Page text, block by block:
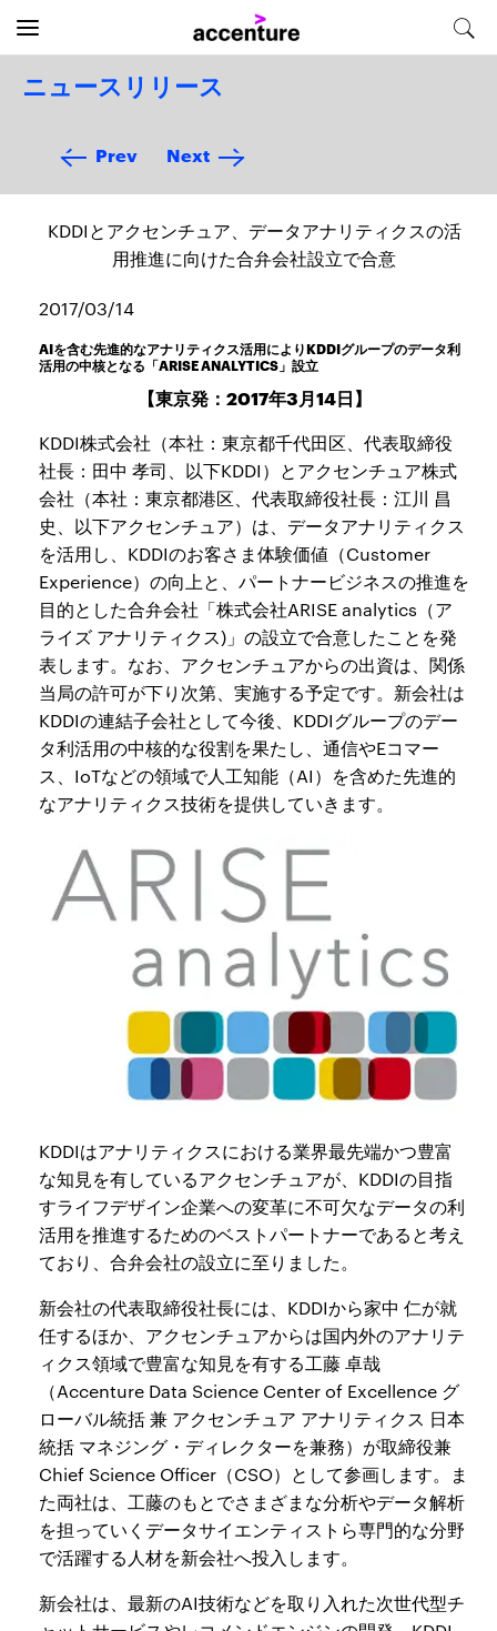
ニュースリリース
Prev Next
KDDIとアクセンチュア、データアナリティクスの活
用推進に向けた合弁会社設立で合意
2017/03/14
AIを含む先進的なアナリティクス活用によりKDDIグループのデータ利
活用の中核となる「ARISE ANALYTICS」設立
【東京発：2017年3月14日】
KDDI株式会社（本社：東京都千代田区、代表取締役
社長：田中 孝司、以下KDDI）とアクセンチュア株式
会社（本社：東京都港区、代表取締役社長：江川 昌
史、以下アクセンチュア）は、データアナリティクス
を活用し、KDDIのお客さま体験価値（Customer
Experience）の向上と、パートナービジネスの推進を
目的とした合弁会社「株式会社ARISE analytics（ア
ライズ アナリティクス)」の設立で合意したことを発
表します。なお、アクセンチュアからの出資は、関係
当局の許可が下り次第、実施する予定です。新会社は
KDDIの連結子会社として今後、KDDIグループのデー
タ利活用の中核的な役割を果たし、通信やEコマー
ス、IoTなどの領域で人工知能（AI）を含めた先進的
なアナリティクス技術を提供していきます。
KDDIはアナリティクスにおける業界最先端かつ豊富
な知見を有しているアクセンチュアが、KDDIの目指
すライフデザイン企業への変革に不可欠なデータの利
活用を推進するためのベストパートナーであると考え
ており、合弁会社の設立に至りました。
新会社の代表取締役社長には、KDDIから家中 仁が就
任するほか、アクセンチュアからは国内外のアナリテ
ィクス領域で豊富な知見を有する工藤 卓哉
（Accenture Data Science Center of Excellence グ
ローバル統括 兼 アクセンチュア アナリティクス 日本
統括 マネジング・ディレクターを兼務）が取締役兼
Chief Science Officer（CSO）として参画します。ま
た両社は、工藤のもとでさまざまな分析やデータ解析
を担っていくデータサイエンティストら専門的な分野
で活躍する人材を新会社へ投入します。
新会社は、最新のAI技術などを取り入れた次世代型チ